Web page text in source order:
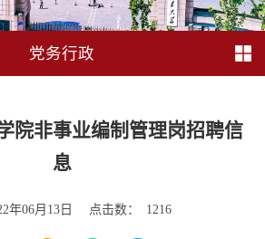
党务行政
院非事业编制管理岗招聘信
息
年06月13日 点击数： 1216